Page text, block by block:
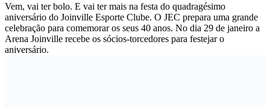
Vem, vai ter bolo. E vai ter mais na festa do quadragésimo
aniversário do Joinville Esporte Clube. O JEC prepara uma grande
celebração para comemorar os seus 40 anos. No dia 29 de janeiro a
Arena Joinville recebe os sócios-torcedores para festejar o
aniversário.